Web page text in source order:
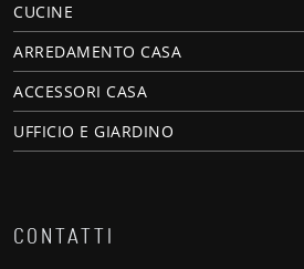
CUCINE
ARREDAMENTO CASA
ACCESSORI CASA
UFFICIO E GIARDINO
CONTATTI